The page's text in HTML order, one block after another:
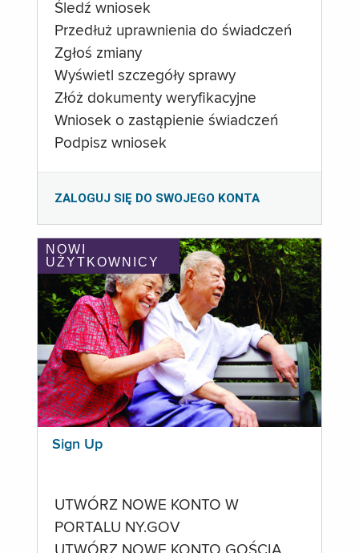
Śledź wniosek
Przedłuż uprawnienia do świadczeń
Zgłoś zmiany
Wyświetl szczegóły sprawy
Złóż dokumenty weryfikacyjne
Wniosek o zastąpienie świadczeń
Podpisz wniosek
ZALOGUJ SIĘ DO SWOJEGO KONTA
NOWI
UŻYTKOWNICY
Sign Up
UTWÓRZ NOWE KONTO W
PORTALU NY.GOV